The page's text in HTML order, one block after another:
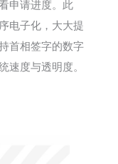
申请进度。此
电子化，大大提
首相签字的数字
速度与透明度。